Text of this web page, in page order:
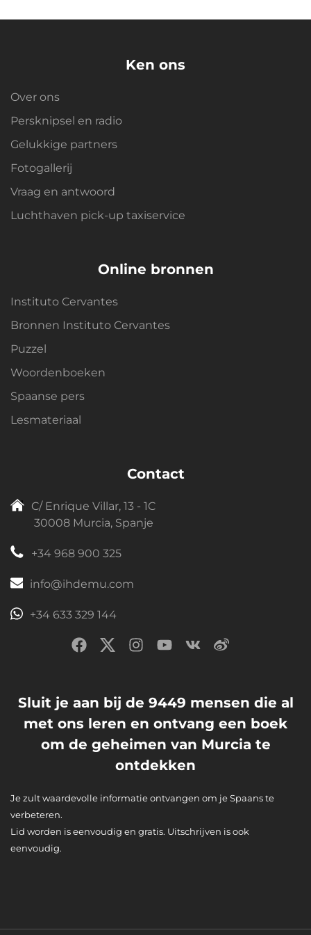
Ken ons
Over ons
Persknipsel en radio
Gelukkige partners
Fotogallerij
Vraag en antwoord
Luchthaven pick-up taxiservice
Online bronnen
Instituto Cervantes
Bronnen Instituto Cervantes
Puzzel
Woordenboeken
Spaanse pers
Lesmateriaal
Contact
C/ Enrique Villar, 13 - 1C
30008 Murcia, Spanje
+34 968 900 325
info@ihdemu.com
+34 633 329 144
Sluit je aan bij de 9449 mensen die al
met ons leren en ontvang een boek
om de geheimen van Murcia te
ontdekken
Je zult waardevolle informatie ontvangen om je Spaans te
verbeteren.
Lid worden is eenvoudig en gratis. Uitschrijven is ook
eenvoudig.